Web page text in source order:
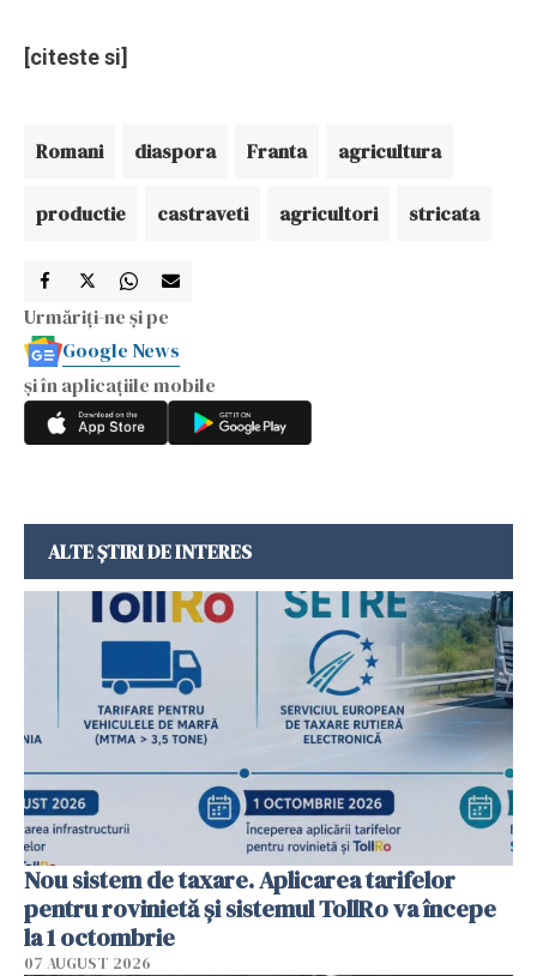
[citeste si]
Romani diaspora Franta agricultura
productie castraveti agricultori stricata
Urmăriți-ne și pe
Google News
și în aplicațiile mobile
ALTE ȘTIRI DE INTERES
Nou sistem de taxare. Aplicarea tarifelor
pentru rovinietă şi sistemul TollRo va începe
la 1 octombrie
07 AUGUST 2026